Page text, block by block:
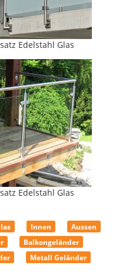
Edelstahl Glas
Edelstahl Glas
Innen
Aussen
Balkongeländer
Metall Geländer